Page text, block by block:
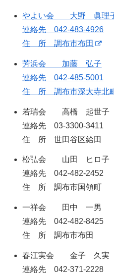
やよい会 大野 眞理
連絡先 042-483-4926
住 所 調布市布田
芳浜会 加藤 弘子
連絡先 042-485-5001
住 所 調布市深大寺北
若瑞会 高橋 起世子
連絡先 03-3300-3411
住 所 世田谷区給田
松弘会 山田 ヒロ子
連絡先 042-482-2452
住 所 調布市国領町
一祥会 田中 一男
連絡先 042-482-8425
住 所 調布市布田
春江実会 金子 久実
連絡先 042-371-2228